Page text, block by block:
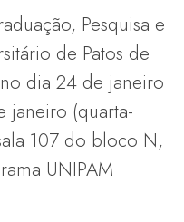
Pesquisa e
de Patos de
dia 24 de janeiro
janeiro (quarta-
107 do bloco N,
UNIPAM